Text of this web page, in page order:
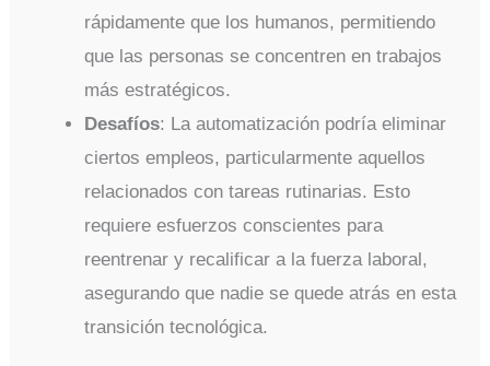
rápidamente que los humanos, permitiendo
que las personas se concentren en trabajos
más estratégicos.
Desafíos: La automatización podría eliminar
ciertos empleos, particularmente aquellos
relacionados con tareas rutinarias. Esto
requiere esfuerzos conscientes para
reentrenar y recalificar a la fuerza laboral,
asegurando que nadie se quede atrás en esta
transición tecnológica.